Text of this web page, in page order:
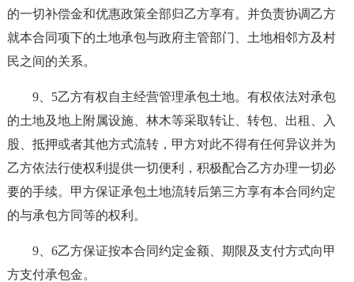
的一切补偿金和优惠政策全部归乙方享有。并负责协调乙方
就本合同项下的土地承包与政府主管部门、土地相邻方及村
民之间的关系。
9、5乙方有权自主经营管理承包土地。有权依法对承包
的土地及地上附属设施、林木等采取转让、转包、出租、入
股、抵押或者其他方式流转，甲方对此不得有任何异议并为
乙方依法行使权利提供一切便利，积极配合乙方办理一切必
要的手续。甲方保证承包土地流转后第三方享有本合同约定
的与承包方同等的权利。
9、6乙方保证按本合同约定金额、期限及支付方式向甲
方支付承包金。